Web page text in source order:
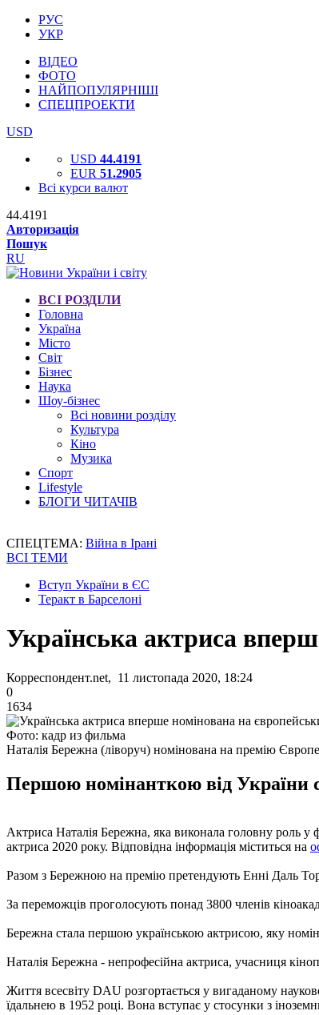
РУС
УКР
ВІДЕО
ФОТО
НАЙПОПУЛЯРНІШІ
СПЕЦПРОЕКТИ
USD
USD 44.4191
EUR 51.2905
Всі курси валют
44.4191
Авторизація
Пошук
RU
ВСІ РОЗДІЛИ
Головна
Україна
Місто
Світ
Бізнес
Наука
Шоу-бізнес
Всі новини розділу
Культура
Кіно
Музика
Спорт
Lifestyle
БЛОГИ ЧИТАЧІВ
СПЕЦТЕМА: Війна в Ірані
ВСІ ТЕМИ
Вступ України в ЄС
Теракт в Барселоні
Українська актриса
Корреспондент.net, 11 листопада 2020, 18:24
0
1634
Фото: кадр из фильма
Наталія Бережна (ліворуч) номінована на премію
Першою номінанткою від України
Актриса Наталія Бережна, яка виконала головну роль у
актриса 2020 року. Відповідна інформація міститься на
Разом з Бережною на премію претендують Енні Даль
За переможців проголосують понад 3800 членів
Бережна стала першою українською актрисою, яку
Наталія Бережна - непрофесійна актриса, учасниця
Життя всесвіту DAU розгортається у вигаданому
їдальнею в 1952 році. Вона вступає у стосунки з